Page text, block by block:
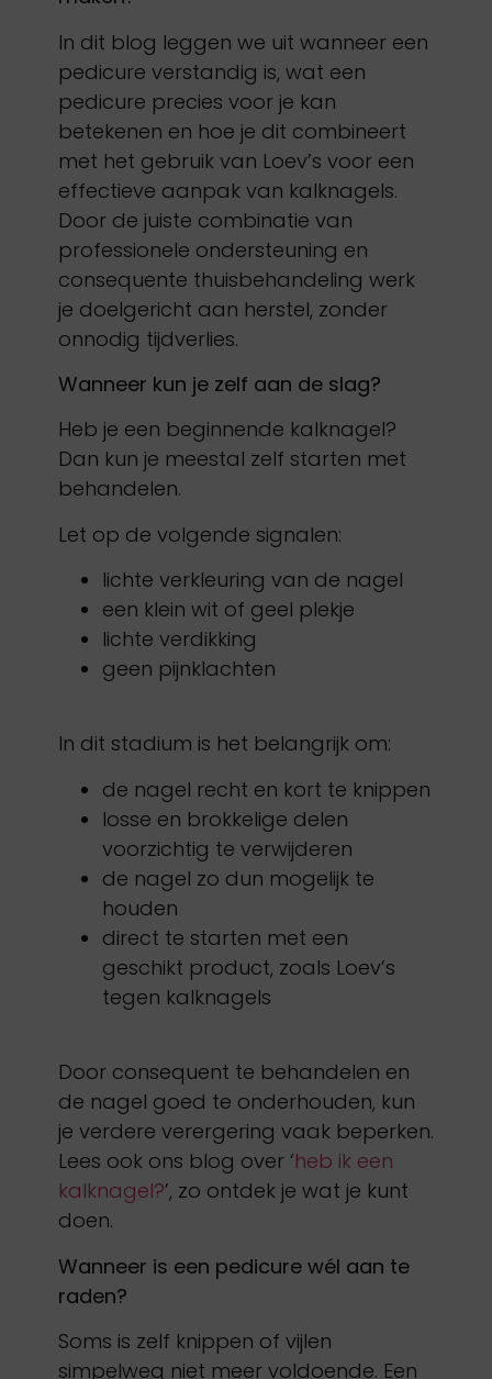
In dit blog leggen we uit wanneer een
pedicure verstandig is, wat een
pedicure precies voor je kan
betekenen en hoe je dit combineert
met het gebruik van Loev’s voor een
effectieve aanpak van kalknagels.
Door de juiste combinatie van
professionele ondersteuning en
consequente thuisbehandeling werk
je doelgericht aan herstel, zonder
onnodig tijdverlies.
Wanneer kun je zelf aan de slag?
Heb je een beginnende kalknagel?
Dan kun je meestal zelf starten met
behandelen.
Let op de volgende signalen:
lichte verkleuring van de nagel
een klein wit of geel plekje
lichte verdikking
geen pijnklachten
In dit stadium is het belangrijk om:
de nagel recht en kort te knippen
losse en brokkelige delen
voorzichtig te verwijderen
de nagel zo dun mogelijk te
houden
direct te starten met een
geschikt product, zoals Loev’s
tegen kalknagels
Door consequent te behandelen en
de nagel goed te onderhouden, kun
je verdere verergering vaak beperken.
Lees ook ons blog over ‘heb ik een
kalknagel?’, zo ontdek je wat je kunt
doen.
Wanneer is een pedicure wél aan te
raden?
Soms is zelf knippen of vijlen
simpelweg niet meer voldoende. Een